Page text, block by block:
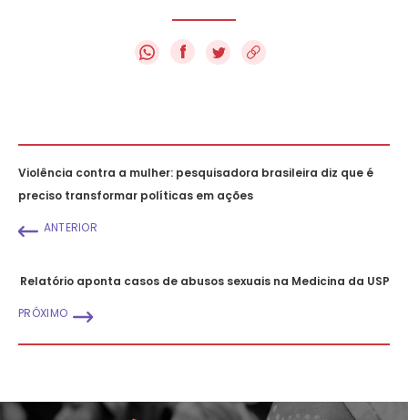
f
Violência contra a mulher: pesquisadora brasileira diz que é
preciso transformar políticas em ações
ANTERIOR
Relatório aponta casos de abusos sexuais na Medicina da USP
PRÓXIMO